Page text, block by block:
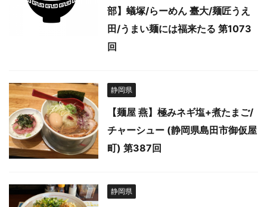
部】蟻塚/らーめん 臺大/麺匠うえ
田/うまい麺には福来たる 第1073
回
静岡県
【麺屋 燕】極みネギ塩+煮たまご/
チャーシュー (静岡県島田市御仮屋
町) 第387回
静岡県